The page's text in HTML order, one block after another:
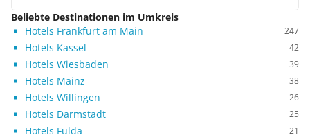
Beliebte Destinationen im Umkreis
Hotels Frankfurt am Main
247
Hotels Kassel 42
Hotels Wiesbaden 39
Hotels Mainz 38
Hotels Willingen 26
Hotels Darmstadt 25
Hotels Fulda 21